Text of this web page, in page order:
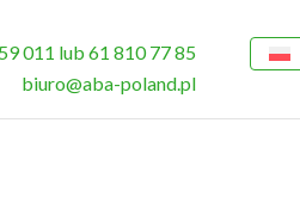
011 lub 61 810 77 85
biuro@aba-poland.pl